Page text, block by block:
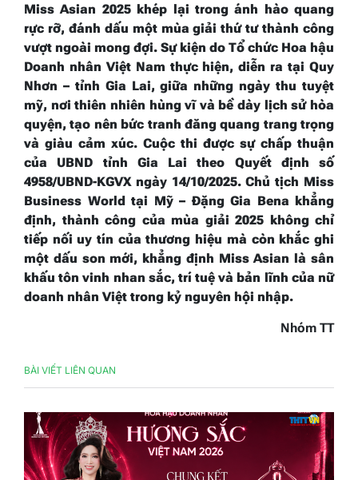
Miss Asian 2025 khép lại trong ánh hào quang
rực rỡ, đánh dấu một mùa giải thứ tư thành công
vượt ngoài mong đợi. Sự kiện do Tổ chức Hoa hậu
Doanh nhân Việt Nam thực hiện, diễn ra tại Quy
Nhơn – tỉnh Gia Lai, giữa những ngày thu tuyệt
mỹ, nơi thiên nhiên hùng vĩ và bề dày lịch sử hòa
quyện, tạo nên bức tranh đăng quang trang trọng
và giàu cảm xúc. Cuộc thi được sự chấp thuận
của UBND tỉnh Gia Lai theo Quyết định số
4958/UBND-KGVX ngày 14/10/2025. Chủ tịch Miss
Business World tại Mỹ – Đặng Gia Bena khẳng
định, thành công của mùa giải 2025 không chỉ
tiếp nối uy tín của thương hiệu mà còn khắc ghi
một dấu son mới, khẳng định Miss Asian là sân
khấu tôn vinh nhan sắc, trí tuệ và bản lĩnh của nữ
doanh nhân Việt trong kỷ nguyên hội nhập.
Nhóm TT
BÀI VIẾT LIÊN QUAN